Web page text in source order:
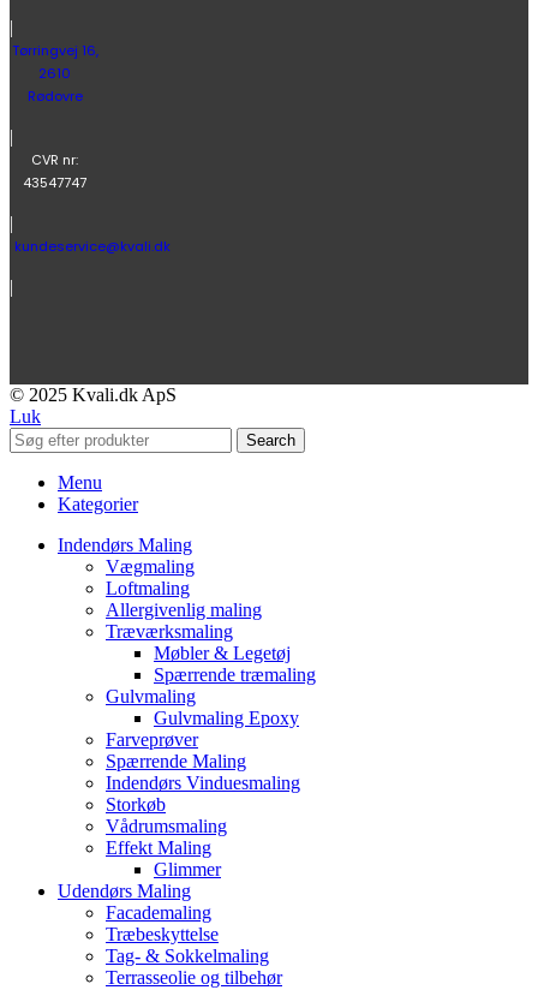
|
Tørringvej 16,
2610
Rødovre
|
CVR nr:
43547747
|
kundeservice@kvali.dk
|
© 2025 Kvali.dk ApS
Luk
Search
Menu
Kategorier
Indendørs Maling
Vægmaling
Loftmaling
Allergivenlig maling
Træværksmaling
Møbler & Legetøj
Spærrende træmaling
Gulvmaling
Gulvmaling Epoxy
Farveprøver
Spærrende Maling
Indendørs Vinduesmaling
Storkøb
Vådrumsmaling
Effekt Maling
Glimmer
Udendørs Maling
Facademaling
Træbeskyttelse
Tag- & Sokkelmaling
Terrasseolie og tilbehør